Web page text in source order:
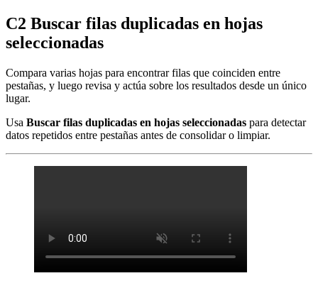
C2 Buscar filas duplicadas en hojas
seleccionadas
Compara varias hojas para encontrar filas que coinciden entre
pestañas, y luego revisa y actúa sobre los resultados desde un único
lugar.
Usa Buscar filas duplicadas en hojas seleccionadas para detectar
datos repetidos entre pestañas antes de consolidar o limpiar.